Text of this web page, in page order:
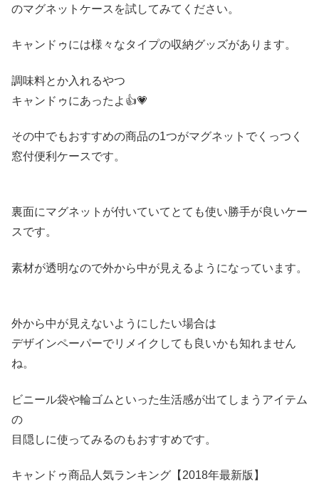
のマグネットケースを試してみてください。
キャンドゥには様々なタイプの収納グッズがあります。
調味料とか入れるやつ
キャンドゥにあったよ👍💗
その中でもおすすめの商品の1つがマグネットでくっつく
窓付便利ケースです。
裏面にマグネットが付いていてとても使い勝手が良いケー
スです。
素材が透明なので外から中が見えるようになっています。
外から中が見えないようにしたい場合は
デザインペーパーでリメイクしても良いかも知れません
ね。
ビニール袋や輪ゴムといった生活感が出てしまうアイテム
の
目隠しに使ってみるのもおすすめです。
キャンドゥ商品人気ランキング【2018年最新版】